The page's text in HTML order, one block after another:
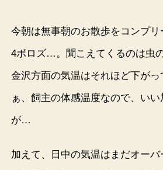
今朝は無事朝のお散歩をコンプ
4ボロズ…。聞こえてくるのは虫
金沢方面の気温はそれほど下がっ
ぁ、飼主の体感温度なので、い
が…
加えて、日中の気温はまだオー